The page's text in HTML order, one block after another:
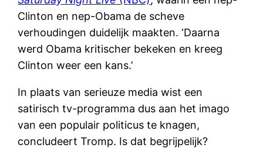
Clinton en nep-Obama de scheve
verhoudingen duidelijk maakten. ‘Daarna
werd Obama kritischer bekeken en kreeg
Clinton weer een kans.’
In plaats van serieuze media wist een
satirisch tv-programma dus aan het imago
van een populair politicus te knagen,
concludeert Tromp. Is dat begrijpelijk?